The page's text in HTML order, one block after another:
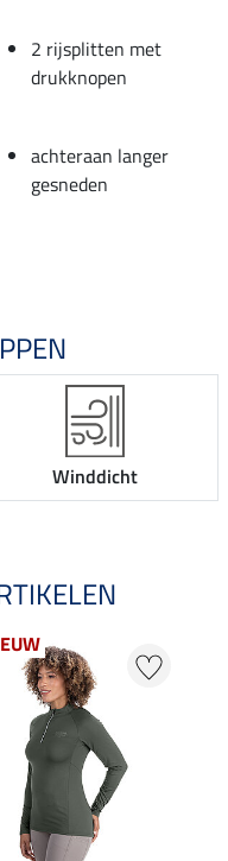
2 rijsplitten met
drukknopen
achteraan langer
gesneden
Winddicht